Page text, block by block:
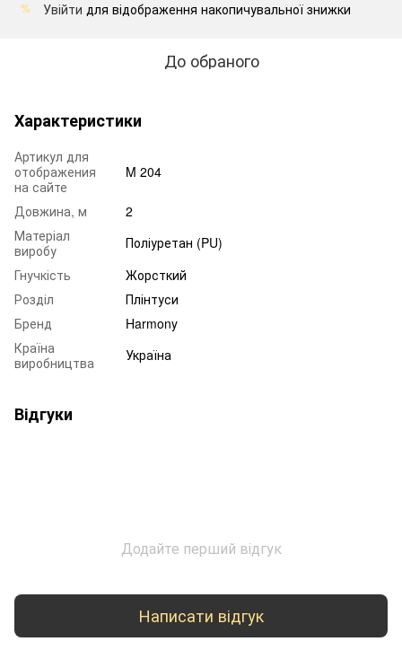
% Увійти для відображення накопичувальної знижки
До обраного
Характеристики
Артикул для
отображения
на сайте
M 204
Довжина, м
2
Матеріал
виробу
Поліуретан (PU)
Гнучкість
Жорсткий
Розділ
Плінтуси
Бренд
Harmony
Країна
виробництва
Україна
Відгуки
Додайте перший відгук
Написати відгук